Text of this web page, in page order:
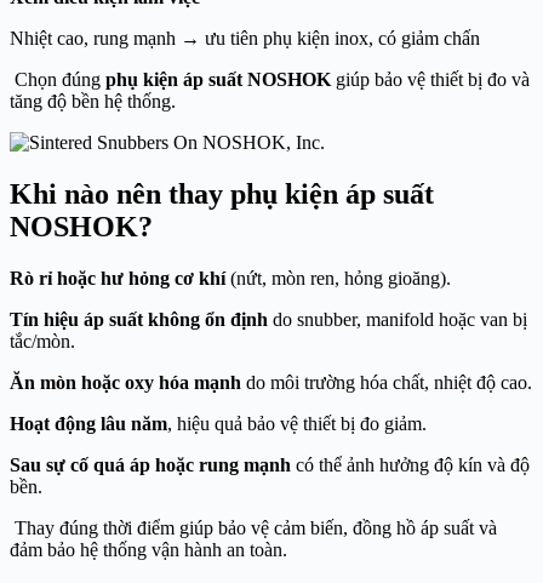
Nhiệt cao, rung mạnh → ưu tiên phụ kiện inox, có giảm chấn
Chọn đúng phụ kiện áp suất NOSHOK giúp bảo vệ thiết bị đo và
tăng độ bền hệ thống.
Khi nào nên thay phụ kiện áp suất
NOSHOK?
Rò rỉ hoặc hư hỏng cơ khí(nứt, mòn ren, hỏng gioăng).
Tín hiệu áp suất không ổn định do snubber, manifold hoặc van bị
tắc/mòn.
Ăn mòn hoặc oxy hóa mạnh do môi trường hóa chất, nhiệt độ cao.
Hoạt động lâu năm, hiệu quả bảo vệ thiết bị đo giảm.
Sau sự cố quá áp hoặc rung mạnh có thể ảnh hưởng độ kín và độ
bền.
Thay đúng thời điểm giúp bảo vệ cảm biến, đồng hồ áp suất và
đảm bảo hệ thống vận hành an toàn.